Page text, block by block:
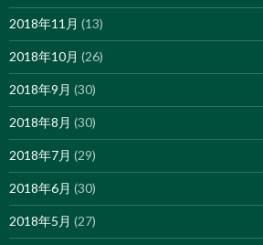
2018年11月 (13)
2018年10月 (26)
2018年9月 (30)
2018年8月 (30)
2018年7月 (29)
2018年6月 (30)
2018年5月 (27)